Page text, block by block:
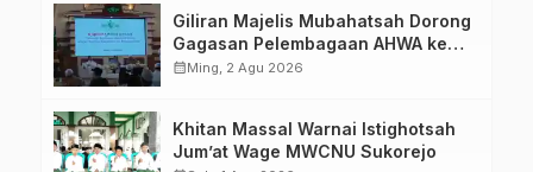
Giliran Majelis Mubahatsah Dorong
Gagasan Pelembagaan AHWA ke
Forum Muktamar Mendatang
calendar_monthMing, 2 Agu 2026
Khitan Massal Warnai Istighotsah
Jum’at Wage MWCNU Sukorejo